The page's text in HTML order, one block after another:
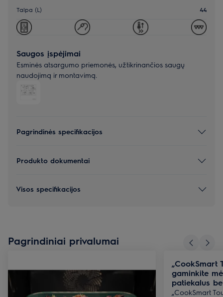
Talpa (L) 44
Saugos įspėjimai
Esminės atsargumo priemonės, užtikrinančios saugų
naudojimą ir montavimą.
Pagrindinės specifikacijos
Produkto dokumentai
Visos specifikacijos
Pagrindiniai privalumai
„CookSmart
gaminkite
patiekalus
„CookSmart